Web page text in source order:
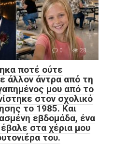
0 28
ποτέ ούτε
άλλον άντρα από τη
μου από το
στον σχολικό
το 1985. Και
εβδομάδα, ένα
έβαλε στα χέρια μου
του.